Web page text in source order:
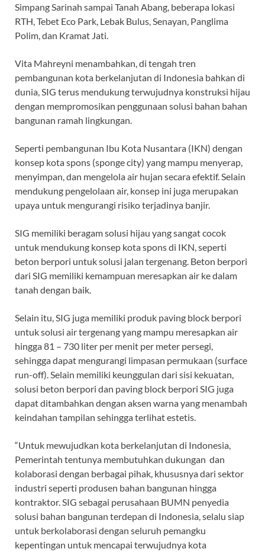
Simpang Sarinah sampai Tanah Abang, beberapa lokasi
RTH, Tebet Eco Park, Lebak Bulus, Senayan, Panglima
Polim, dan Kramat Jati.
Vita Mahreyni menambahkan, di tengah tren
pembangunan kota berkelanjutan di Indonesia bahkan di
dunia, SIG terus mendukung terwujudnya konstruksi hijau
dengan mempromosikan penggunaan solusi bahan bahan
bangunan ramah lingkungan.
Seperti pembangunan Ibu Kota Nusantara (IKN) dengan
konsep kota spons (sponge city) yang mampu menyerap,
menyimpan, dan mengelola air hujan secara efektif. Selain
mendukung pengelolaan air, konsep ini juga merupakan
upaya untuk mengurangi risiko terjadinya banjir.
SIG memiliki beragam solusi hijau yang sangat cocok
untuk mendukung konsep kota spons di IKN, seperti
beton berpori untuk solusi jalan tergenang. Beton berpori
dari SIG memiliki kemampuan meresapkan air ke dalam
tanah dengan baik.
Selain itu, SIG juga memiliki produk paving block berpori
untuk solusi air tergenang yang mampu meresapkan air
hingga 81 – 730 liter per menit per meter persegi,
sehingga dapat mengurangi limpasan permukaan (surface
run-off). Selain memiliki keunggulan dari sisi kekuatan,
solusi beton berpori dan paving block berpori SIG juga
dapat ditambahkan dengan aksen warna yang menambah
keindahan tampilan sehingga terlihat estetis.
“Untuk mewujudkan kota berkelanjutan di Indonesia,
Pemerintah tentunya membutuhkan dukungan dan
kolaborasi dengan berbagai pihak, khususnya dari sektor
industri seperti produsen bahan bangunan hingga
kontraktor. SIG sebagai perusahaan BUMN penyedia
solusi bahan bangunan terdepan di Indonesia, selalu siap
untuk berkolaborasi dengan seluruh pemangku
kepentingan untuk mencapai terwujudnya kota